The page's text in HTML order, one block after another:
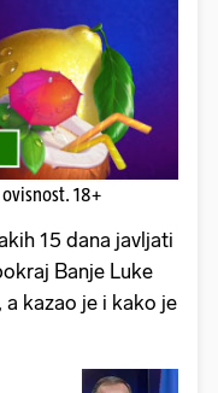
18+
15 dana javljati
Banje Luke
kazao je i kako je